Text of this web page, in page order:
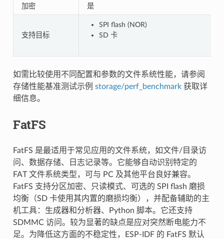
加密 是
支持目标
SPI flash (NOR)
SD 卡
如需比较使用不同配置和参数的文件系统性能，请参阅
存储性能基准测试示例 storage/perf_benchmark获取详
细信息。
FatFS
FatFS 是最适用于常见应用的文件系统，如文件/目录访
问、数据存储、日志记录等。它能够自动识别特定的
FAT 文件系统类型，可与 PC 及其他平台良好兼容。
FatFS 支持分区加密、只读模式、可选的 SPI flash 磨损
均衡（SD 卡使用其内置的磨损均衡），并配备辅助的主
机工具：生成器和分析器、Python 脚本。它还支持
SDMMC 访问。较为显著的缺点是应对突然断电能力不
足。为降低这方面的不稳定性，ESP-IDF 的 FatFS 默认